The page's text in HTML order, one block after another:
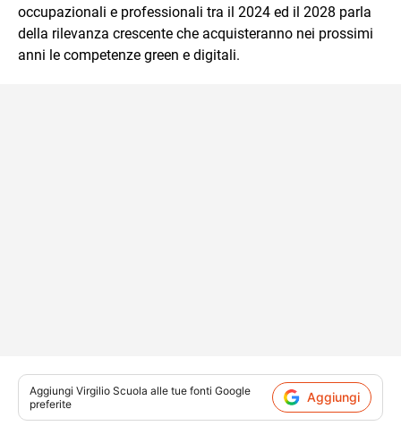
occupazionali e professionali tra il 2024 ed il 2028 parla
della rilevanza crescente che acquisteranno nei prossimi
anni le competenze green e digitali.
Aggiungi Virgilio Scuola alle tue fonti Google
preferite
Aggiungi